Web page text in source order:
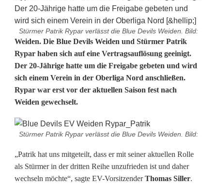
Stürmer Patrik Rypar verlässt die Blue Devils Weiden. Bild:
P
a
t
r
i
k
R
y
Weiden. Die Blue Devils Weiden und Stürmer Patrik
Rypar haben sich auf eine Vertragsauflösung geeinigt.
Der 20-Jährige hatte um die Freigabe gebeten und wird
sich einem Verein in der Oberliga Nord anschließen.
Rypar war erst vor der aktuellen Saison fest nach
Weiden gewechselt.
Stürmer Patrik Rypar verlässt die Blue Devils Weiden. Bild:
„Patrik hat uns mitgeteilt, dass er mit seiner aktuellen Rolle
als Stürmer in der dritten Reihe unzufrieden ist und daher
wechseln möchte“, sagte EV-VorsitzenderThomas Siller.